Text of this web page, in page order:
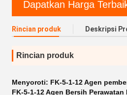
Dapatkan Harga
Rincian produk Deskripsi
Rincian produk
Menyoroti: FK-5-1-12 Agen
FK-5-1-12 Agen Bersih Perawatan